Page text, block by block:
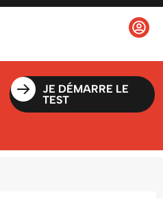
JE DÉMARRE LE
TEST